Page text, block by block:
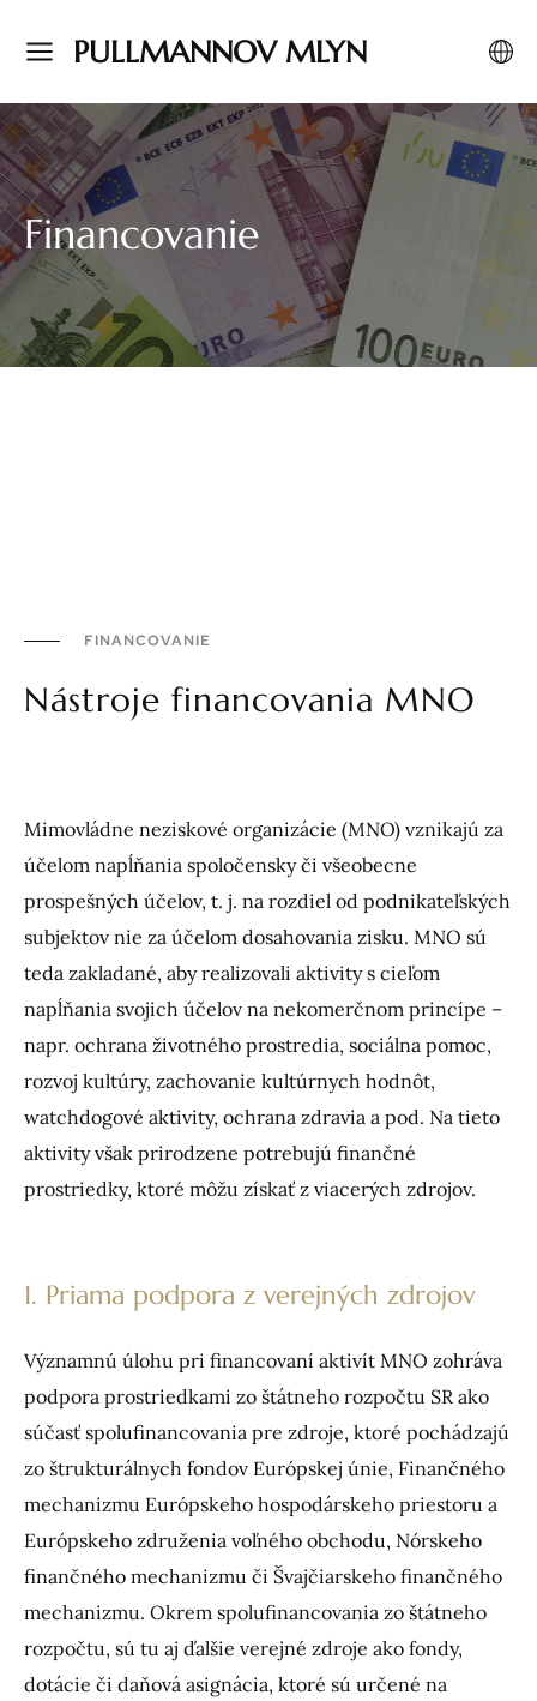
PULLMANNOV MLYN
Financovanie
FINANCOVANIE
Nástroje financovania MNO
Mimovládne neziskové organizácie (MNO) vznikajú za
účelom napĺňania spoločensky či všeobecne
prospešných účelov, t. j. na rozdiel od podnikateľských
subjektov nie za účelom dosahovania zisku. MNO sú
teda zakladané, aby realizovali aktivity s cieľom
napĺňania svojich účelov na nekomerčnom princípe –
napr. ochrana životného prostredia, sociálna pomoc,
rozvoj kultúry, zachovanie kultúrnych hodnôt,
watchdogové aktivity, ochrana zdravia a pod. Na tieto
aktivity však prirodzene potrebujú finančné
prostriedky, ktoré môžu získať z viacerých zdrojov.
1. Priama podpora z verejných zdrojov
Významnú úlohu pri financovaní aktivít MNO zohráva
podpora prostriedkami zo štátneho rozpočtu SR ako
súčasť spolufinancovania pre zdroje, ktoré pochádzajú
zo štrukturálnych fondov Európskej únie, Finančného
mechanizmu Európskeho hospodárskeho priestoru a
Európskeho združenia voľného obchodu, Nórskeho
finančného mechanizmu či Švajčiarskeho finančného
mechanizmu. Okrem spolufinancovania zo štátneho
rozpočtu, sú tu aj ďalšie verejné zdroje ako fondy,
dotácie či daňová asignácia, ktoré sú určené na